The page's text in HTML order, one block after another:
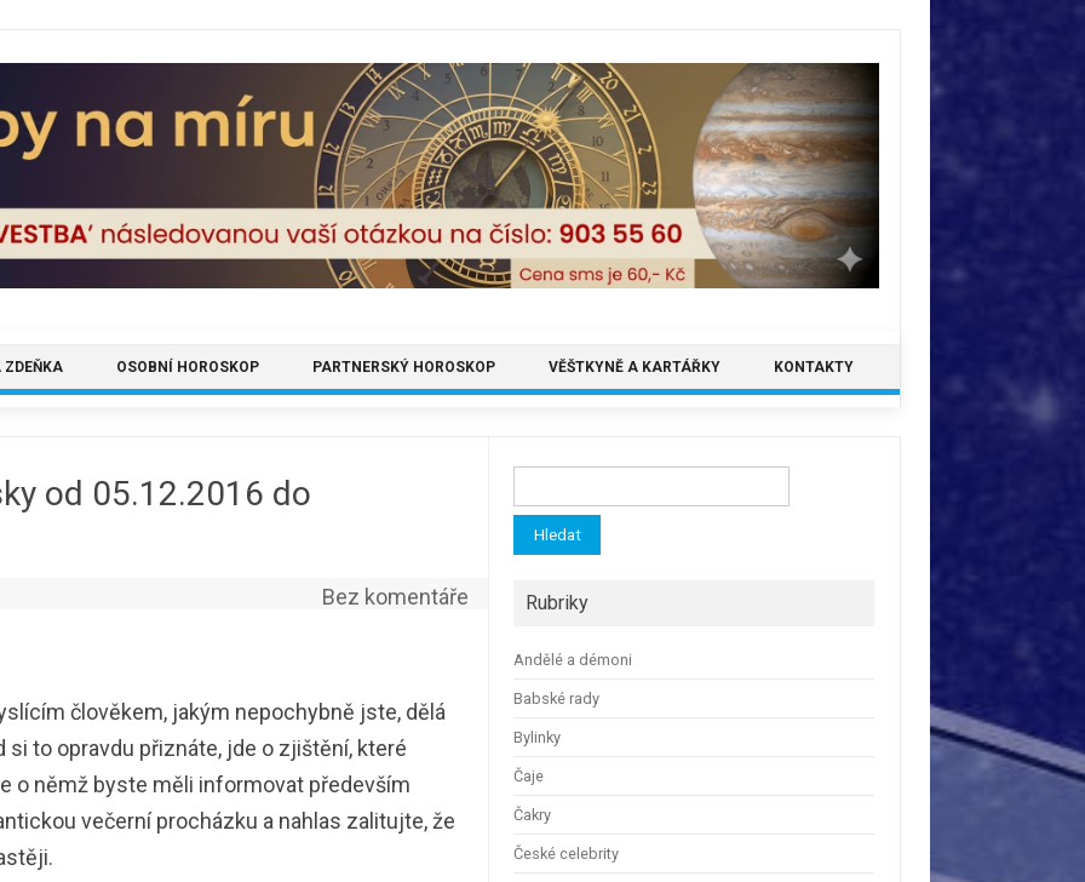
ZDEŇKA OSOBNÍ HOROSKOP PARTNERSKÝ HOROSKOP VĚŠTKYNĚ A KARTÁŘKY KONTAKTY
od 05.12.2016 do
Bez komentáře
člověkem, jakým nepochybně jste, dělá
to opravdu přiznáte, jde o zjištění, které
o němž byste měli informovat především
večerní procházku a nahlas zalitujte, že
Rubriky
Andělé a démoni
Babské rady
Bylinky
Čaje
Čakry
České celebrity